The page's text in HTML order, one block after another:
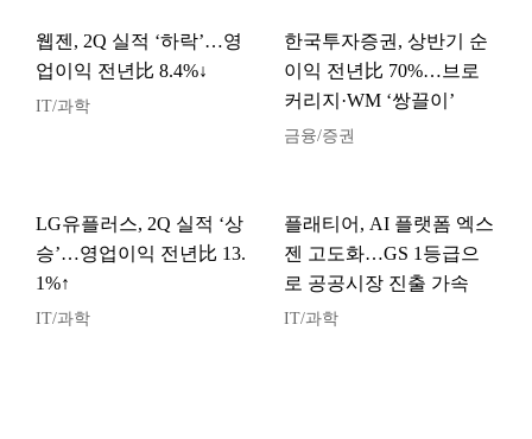
웹젠, 2Q 실적 ‘하락’…영
업이익 전년比 8.4%↓
IT/과학
한국투자증권, 상반기 순
이익 전년比 70%…브로
커리지·WM ‘쌍끌이’
금융/증권
LG유플러스, 2Q 실적 ‘상
승’…영업이익 전년比 13.
1%↑
IT/과학
플래티어, AI 플랫폼 엑스
젠 고도화…GS 1등급으
로 공공시장 진출 가속
IT/과학